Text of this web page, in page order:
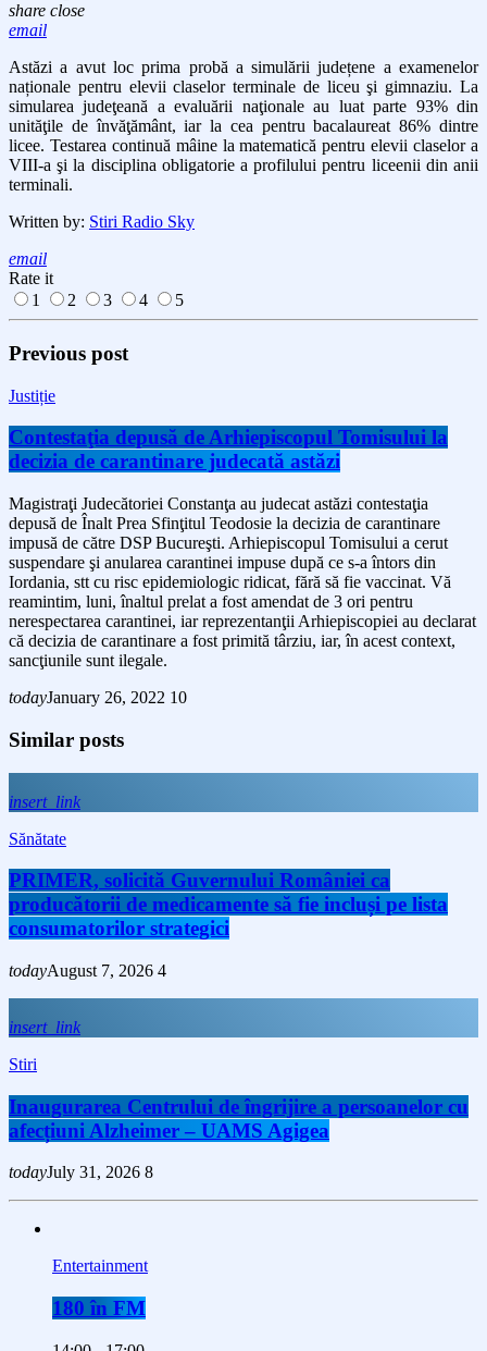
share close
email
Astăzi a avut locprima probă a simulării județene a examenelor
naționale pentru elevii claselor terminale de liceu şi gimnaziu.La
simularea judeţeană a evaluării naţionale au luat parte 93% din
unităţile de învăţământ, iar la cea pentru bacalaureat 86% dintre
licee. Testarea continuă mâine la matematică pentru elevii claselor a
VIII-a şi la disciplina obligatorie a profilului pentru liceenii din anii
terminali.
Written by: Stiri Radio Sky
email
Rate it
1
2 3 4 5
Previous post
Justiție
Contestaţia depusă de Arhiepiscopul Tomisului la
decizia de carantinare judecată astăzi
Magistraţi Judecătoriei Constanţa au judecat astăzi contestaţia
depusă de Înalt Prea Sfinţitul Teodosie la decizia de carantinare
impusă de către DSP Bucureşti. Arhiepiscopul Tomisului a cerut
suspendare şi anularea carantinei impuse după ce s-a întors din
Iordania, stt cu risc epidemiologic ridicat, fără să fie vaccinat. Vă
reamintim, luni, înaltul prelat a fost amendat de 3 ori pentru
nerespectarea carantinei, iar reprezentanţii Arhiepiscopiei au declarat
că decizia de carantinare a fost primită târziu, iar, în acest context,
sancţiunile sunt ilegale.
todayJanuary 26, 2022 10
Similar posts
insert_link
Sănătate
PRIMER, solicită Guvernului României ca
producătorii de medicamente să fie incluși pe lista
consumatorilor strategici
todayAugust 7, 2026 4
insert_link
Stiri
Inaugurarea Centrului de îngrijire a persoanelor cu
afecțiuni Alzheimer – UAMS Agigea
todayJuly 31, 2026 8
Entertainment
180 în FM